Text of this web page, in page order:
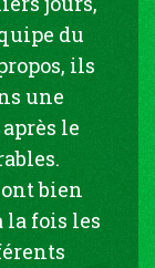
du
ils
une
le
bien
la fois les